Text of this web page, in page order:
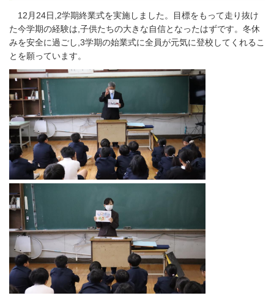
12月24日,2学期終業式を実施しました。目標をもって走り抜け
た今学期の経験は,子供たちの大きな自信となったはずです。冬休
みを安全に過ごし,3学期の始業式に全員が元気に登校してくれるこ
とを願っています。